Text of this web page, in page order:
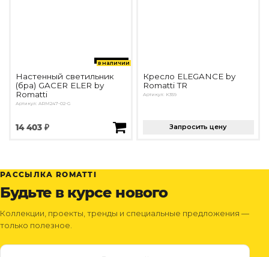
в наличии
Настенный светильник
(бра) GACER ELER by
Romatti
Артикул: ARM247-02-G
14 403 ₽
Кресло ELEGANCE by
Romatti TR
Артикул: K359
Запросить цену
РАССЫЛКА ROMATTI
Будьте в курсе нового
Коллекции, проекты, тренды и специальные предложения —
только полезное.